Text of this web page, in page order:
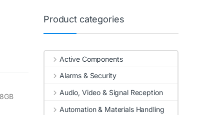
Product categories
Active Components
Alarms & Security
Audio, Video & Signal Reception
Automation & Materials Handling